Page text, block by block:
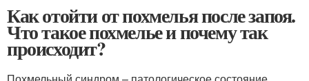
Как отойти от похмелья после запоя.
Что такое похмелье и почему так
происходит?